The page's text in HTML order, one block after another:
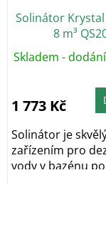
Solinátor
8 m³
Skladem -
1 773 Kč
Solinátor je
zařízením pro
vody v bazénu